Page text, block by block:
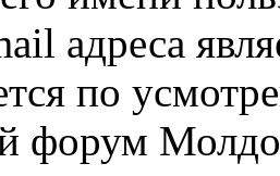
адреса
по
форум